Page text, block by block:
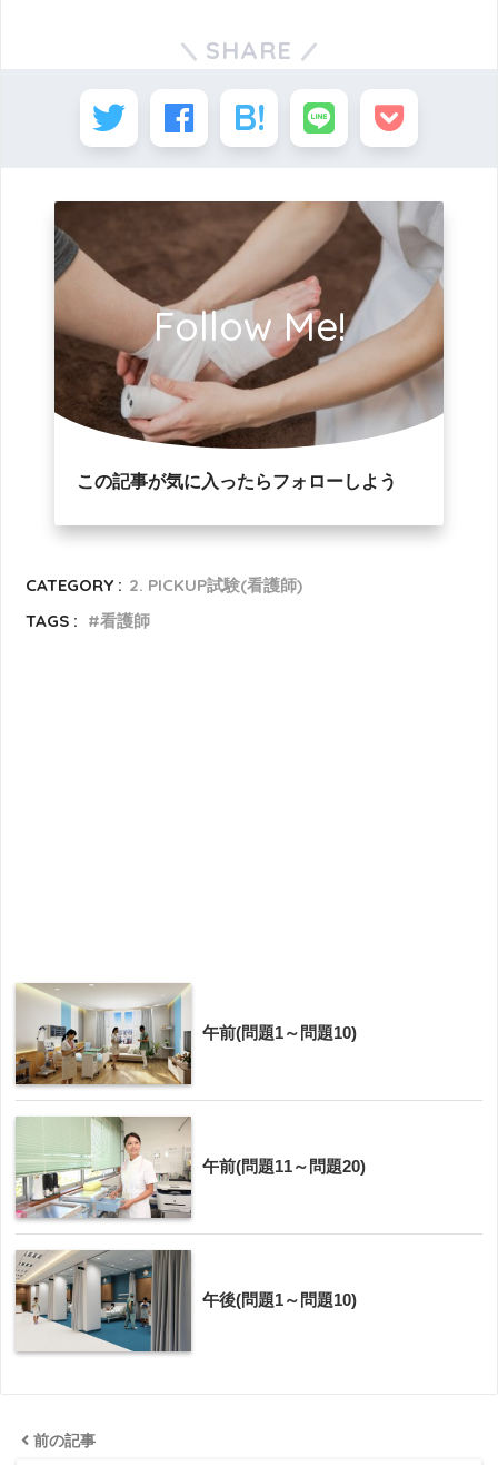
SHARE
Follow Me!
この記事が気に入ったらフォローしよう
CATEGORY : 2. PICKUP試験(看護師)
TAGS :
看護師
午前(問題1～問題10)
午前(問題11～問題20)
午後(問題1～問題10)
前の記事